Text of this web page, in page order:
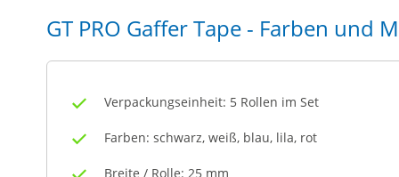
GT PRO Gaffer Tape - Farben und
Verpackungseinheit: 5 Rollen im Set
Farben: schwarz, weiß, blau, lila, rot
Breite / Rolle: 25 mm